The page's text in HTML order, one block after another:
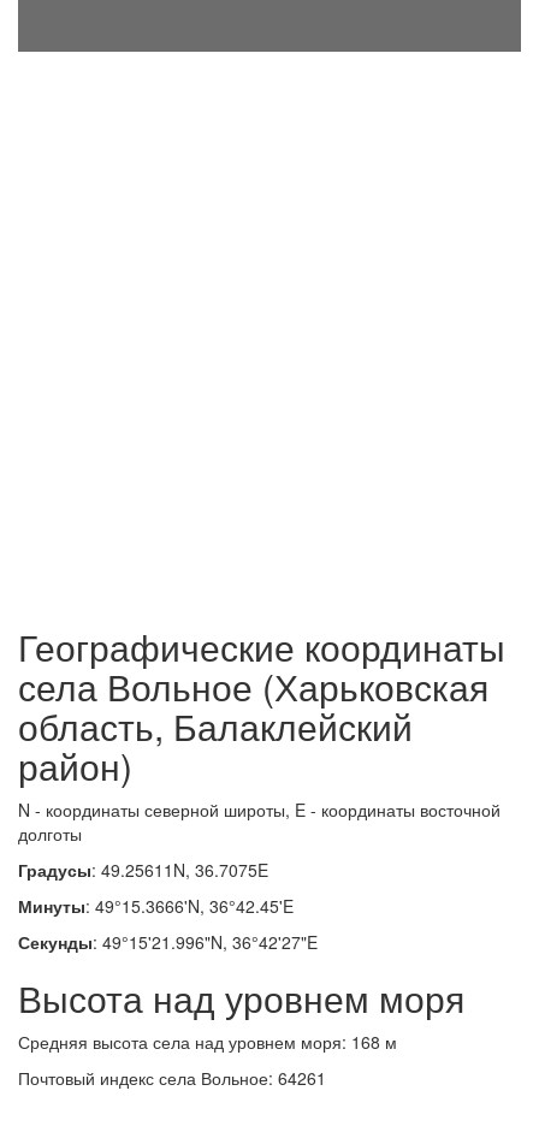
Географические координаты
села Вольное (Харьковская
область, Балаклейский
район)
N - координаты северной широты, E - координаты восточной
долготы
Градусы: 49.25611N, 36.7075E
Минуты: 49°15.3666'N, 36°42.45'E
Секунды: 49°15'21.996"N, 36°42'27"E
Высота над уровнем моря
Средняя высота села над уровнем моря: 168 м
Почтовый индекс села Вольное: 64261